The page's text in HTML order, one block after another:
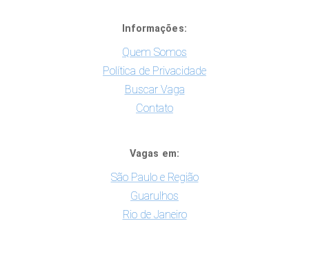
Informações:
Quem Somos
Política de Privacidade
Buscar Vaga
Contato
Vagas em:
São Paulo e Região
Guarulhos
Rio de Janeiro